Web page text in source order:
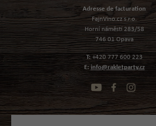
Adresse de facturation
FajnVino.cz s.r.o.
Horní náměstí 283/58
746 01 Opava
T:+420 777 600 223
E:info@rakletparty.cz